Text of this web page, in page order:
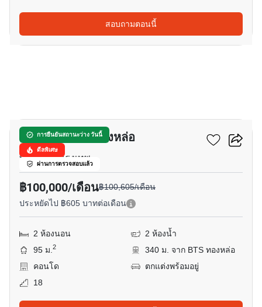
สอบถามตอนนี้
การยืนยันสถานะว่าง วันนี้
ดีลพิเศษ
ผ่านการตรวจสอบแล้ว
เดอะ แบงค็อก ทองหล่อ
ทองหล่อ, กรุงเทพ
฿100,000/เดือน฿100,605/เดือน
ประหยัดไป ฿605 บาทต่อเดือน
2 ห้องนอน
2 ห้องน้ำ
95 ม.2
340 ม. จาก BTS ทองหล่อ
คอนโด
ตกแต่งพร้อมอยู่
18